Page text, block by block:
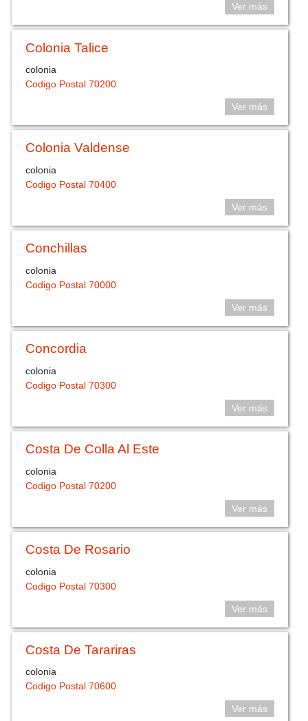
Ver más
Colonia Talice
colonia
Codigo Postal 70200
Ver más
Colonia Valdense
colonia
Codigo Postal 70400
Ver más
Conchillas
colonia
Codigo Postal 70000
Ver más
Concordia
colonia
Codigo Postal 70300
Ver más
Costa De Colla Al Este
colonia
Codigo Postal 70200
Ver más
Costa De Rosario
colonia
Codigo Postal 70300
Ver más
Costa De Tarariras
colonia
Codigo Postal 70600
Ver más